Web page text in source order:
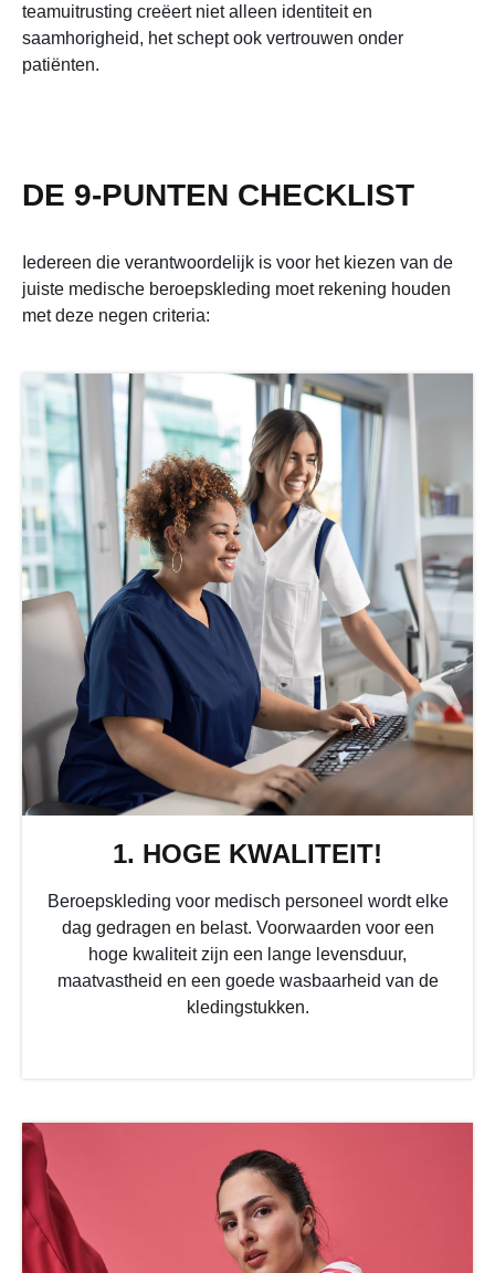
teamuitrusting creëert niet alleen identiteit en
saamhorigheid, het schept ook vertrouwen onder
patiënten.
DE 9-PUNTEN CHECKLIST
Iedereen die verantwoordelijk is voor het kiezen van de
juiste medische beroepskleding moet rekening houden
met deze negen criteria:
1. HOGE KWALITEIT!
Beroepskleding voor medisch personeel wordt elke
dag gedragen en belast. Voorwaarden voor een
hoge kwaliteit zijn een lange levensduur,
maatvastheid en een goede wasbaarheid van de
kledingstukken.